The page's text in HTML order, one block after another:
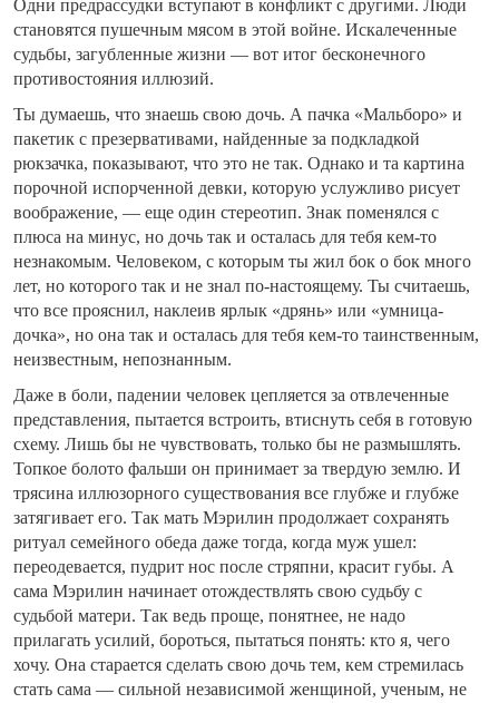
Одни предрассудки вступают в конфликт с другими. Люди
становятся пушечным мясом в этой войне. Искалеченные
судьбы, загубленные жизни — вот итог бесконечного
противостояния иллюзий.
Ты думаешь, что знаешь свою дочь. А пачка «Мальборо» и
пакетик с презервативами, найденные за подкладкой
рюкзачка, показывают, что это не так. Однако и та картина
порочной испорченной девки, которую услужливо рисует
воображение, — еще один стереотип. Знак поменялся с
плюса на минус, но дочь так и осталась для тебя кем-то
незнакомым. Человеком, с которым ты жил бок о бок много
лет, но которого так и не знал по-настоящему. Ты считаешь,
что все прояснил, наклеив ярлык «дрянь» или «умница-
дочка», но она так и осталась для тебя кем-то таинственным,
неизвестным, непознанным.
Даже в боли, падении человек цепляется за отвлеченные
представления, пытается встроить, втиснуть себя в готовую
схему. Лишь бы не чувствовать, только бы не размышлять.
Топкое болото фальши он принимает за твердую землю. И
трясина иллюзорного существования все глубже и глубже
затягивает его. Так мать Мэрилин продолжает сохранять
ритуал семейного обеда даже тогда, когда муж ушел:
переодевается, пудрит нос после стряпни, красит губы. А
сама Мэрилин начинает отождествлять свою судьбу с
судьбой матери. Так ведь проще, понятнее, не надо
прилагать усилий, бороться, пытаться понять: кто я, чего
хочу. Она старается сделать свою дочь тем, кем стремилась
стать сама — сильной независимой женщиной, ученым, не